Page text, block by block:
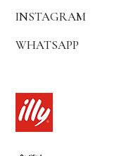
INSTAGRAM
WHATSAPP